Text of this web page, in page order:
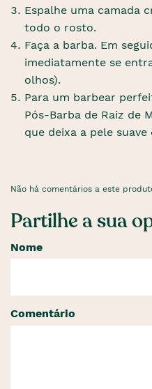
Espalhe uma camada
todo o rosto.
Faça a barba. Em
imediatamente se
olhos).
Para um barbear
Pós-Barba de Raiz de
que deixa a pele suave
Não há comentários a este
Partilhe a sua
Nome
Comentário